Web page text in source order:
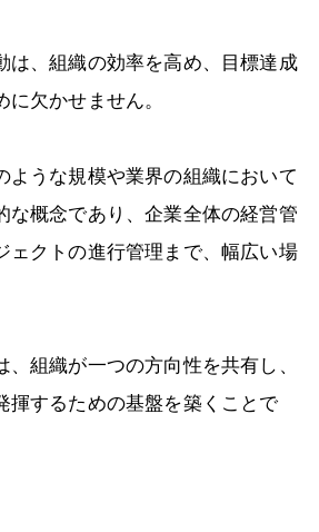
は、組織の効率を高め、目標達成
欠かせません。
ような規模や業界の組織において
な概念であり、企業全体の経営管
ェクトの進行管理まで、幅広い場
、組織が一つの方向性を共有し、
揮するための基盤を築くことで